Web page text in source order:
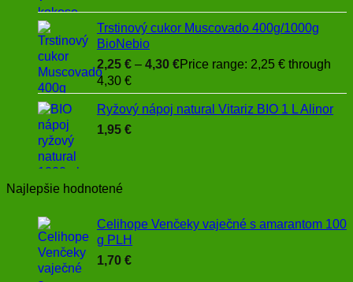
Trstinový cukor Muscovado 400g/1000g
BioNebio
2,25 € – 4,30 €Price range: 2,25 € through
4,30 €
Ryžový nápoj natural Vitariz BIO 1 L Alinor
1,95 €
Najlepšie hodnotené
Celihope Venčeky vaječné s amarantom 100
g PLH
1,70 €